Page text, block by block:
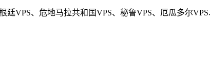
VPS、危地马拉共和国VPS、秘鲁VPS、厄瓜多尔